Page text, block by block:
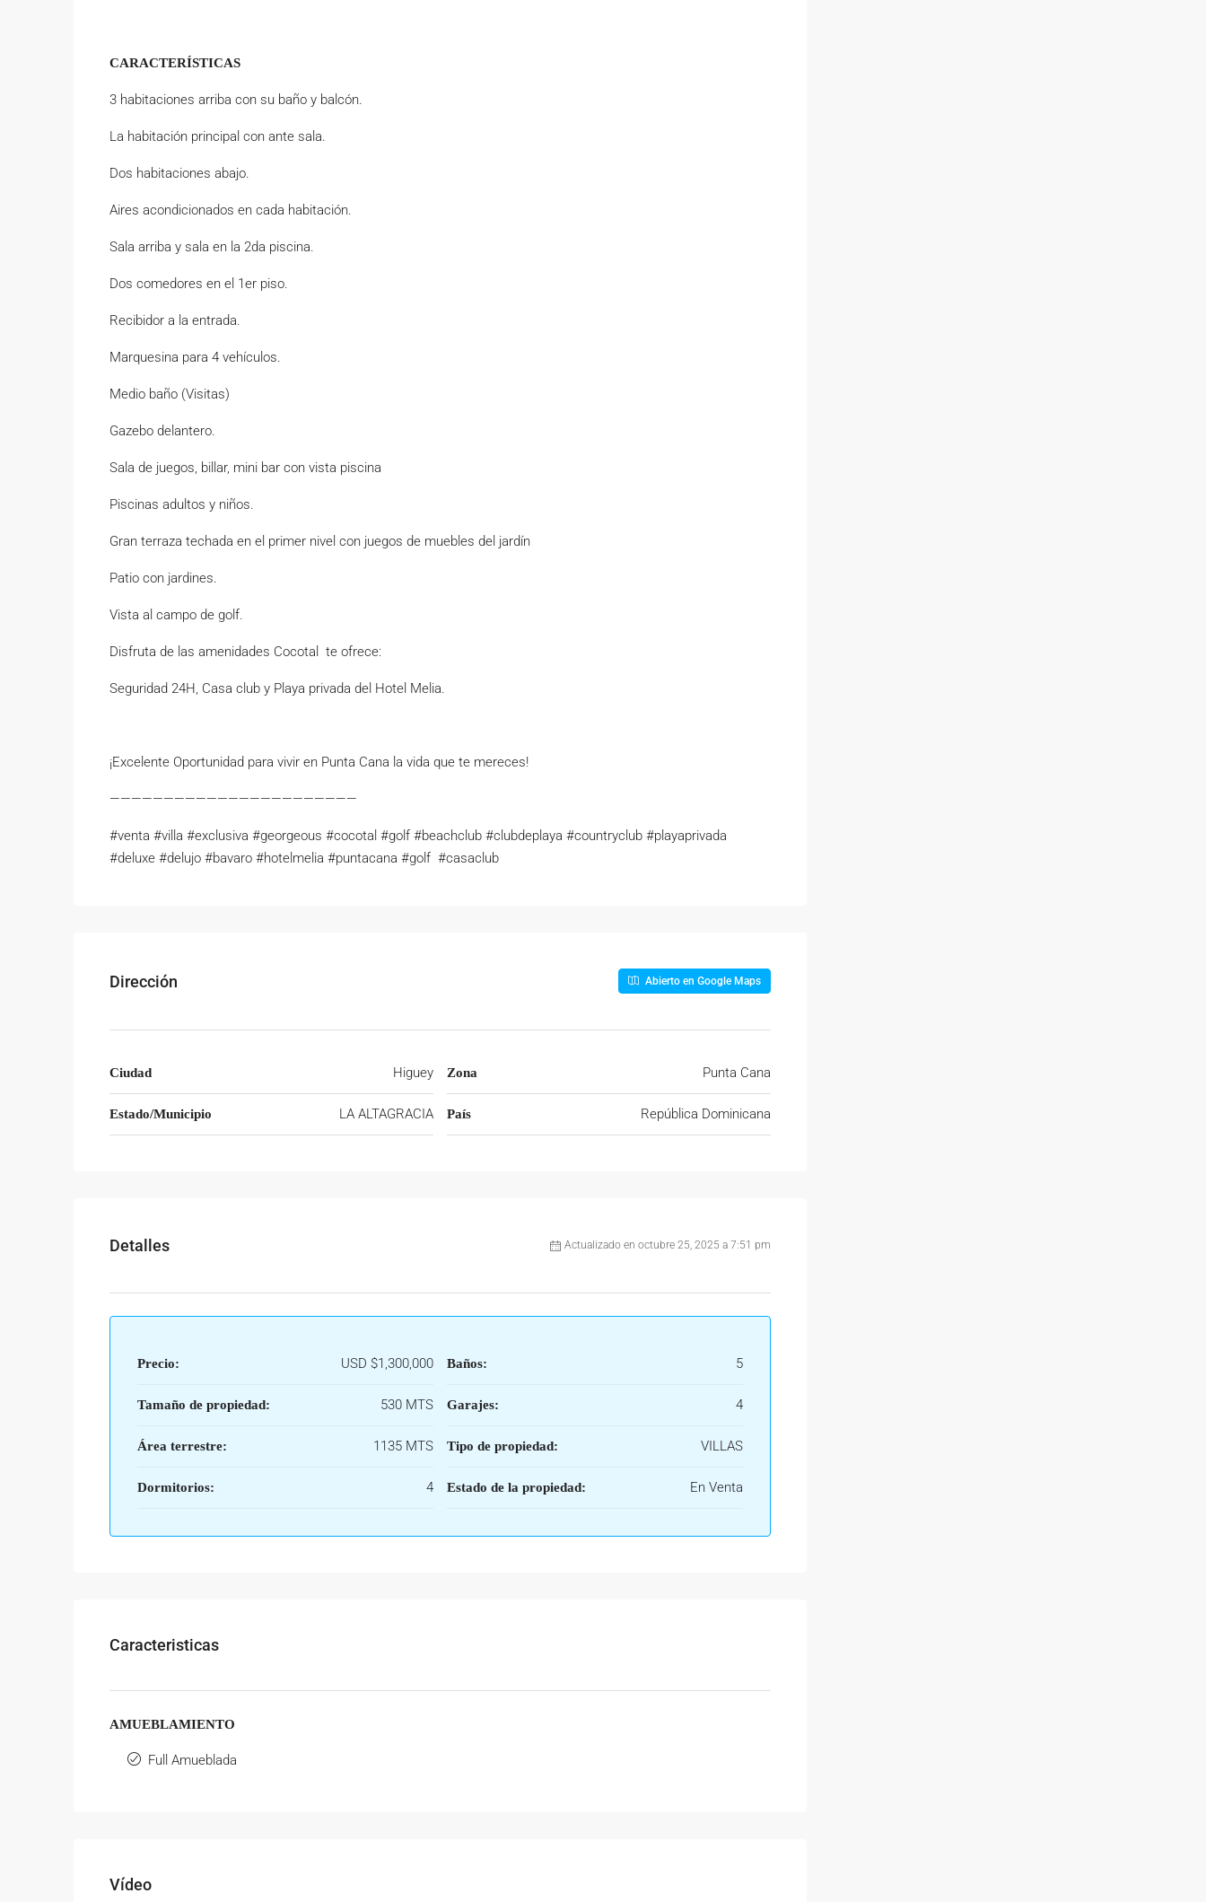
CARACTERÍSTICAS
3 habitaciones arriba con su baño y balcón.
La habitación principal con ante sala.
Dos habitaciones abajo.
Aires acondicionados en cada habitación.
Sala arriba y sala en la 2da piscina.
Dos comedores en el 1er piso.
Recibidor a la entrada.
Marquesina para 4 vehículos.
Medio baño (Visitas)
Gazebo delantero.
Sala de juegos, billar, mini bar con vista piscina
Piscinas adultos y niños.
Gran terraza techada en el primer nivel con juegos de muebles del jardín
Patio con jardines.
Vista al campo de golf.
Disfruta de las amenidades Cocotal te ofrece:
Seguridad 24H, Casa club y Playa privada del Hotel Melia.
¡Excelente Oportunidad para vivir en Punta Cana la vida que te mereces!
———————————————————————
#venta #villa #exclusiva #georgeous #cocotal #golf #beachclub #clubdeplaya #countryclub #playaprivada
#deluxe #delujo #bavaro #hotelmelia #puntacana #golf #casaclub
Dirección Abierto en Google Maps
Ciudad Higuey
Estado/Municipio LA ALTAGRACIA
Zona Punta Cana
País República Dominicana
Detalles Actualizado en octubre 25, 2025 a 7:51 pm
Precio: USD $1,300,000
Tamaño de propiedad: 530 MTS
Área terrestre: 1135 MTS
Dormitorios: 4
Baños: 5
Garajes: 4
Tipo de propiedad: VILLAS
Estado de la propiedad: En Venta
Caracteristicas
AMUEBLAMIENTO
Full Amueblada
Vídeo